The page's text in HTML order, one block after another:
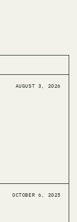
AUGUST 3, 2026
OCTOBER 6, 2025